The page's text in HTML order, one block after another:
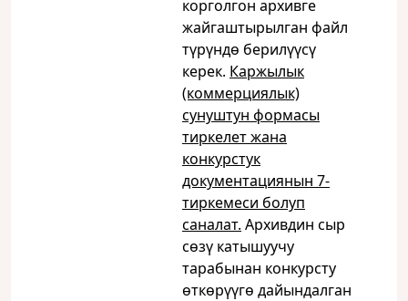
корголгон архивге
жайгаштырылган файл
түрүндө берилүүсү
керек. Каржылык
(коммерциялык)
сунуштун формасы
тиркелет жана
конкурстук
документациянын 7-
тиркемеси болуп
саналат. Архивдин сыр
сөзү катышуучу
тарабынан конкурсту
өткөрүүгө дайындалган